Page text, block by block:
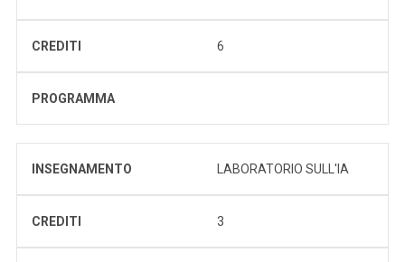
CREDITI 6
PROGRAMMA
INSEGNAMENTO LABORATORIO SULL'IA
CREDITI 3